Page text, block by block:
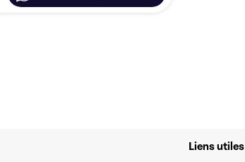
Liens utiles